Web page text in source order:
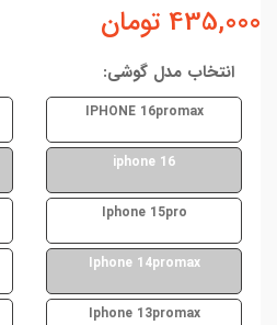
435,000 تومان
انتخاب مدل گوشی:
IPHONE 16promax
iphone 16
Iphone 15pro
Iphone 14promax
Iphone 13promax